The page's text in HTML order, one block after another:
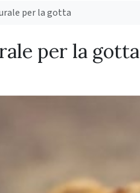
per la gotta
per la gotta